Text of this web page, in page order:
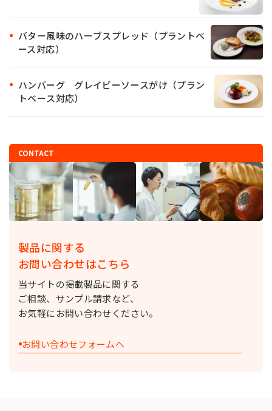
バター風味のハーブスプレッド（プラントベ
ース対応）
ハンバーグ グレイビーソースがけ（プラン
トベース対応）
CONTACT
製品に関する
お問い合わせはこちら
当サイトの掲載製品に関する
ご相談、サンプル請求など、
お気軽にお問い合わせください。
お問い合わせフォームへ